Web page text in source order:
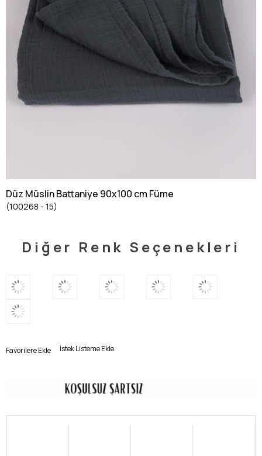
Düz Müslin Battaniye 90x100 cm Füme
(100268 - 15)
Diğer Renk Seçenekleri
Favorilere Ekle İstek Listeme Ekle